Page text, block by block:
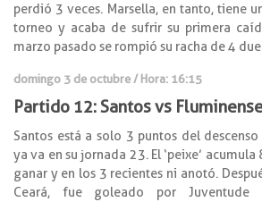
perdió 3 veces. Marsella, en tanto, tiene
torneo y acaba de sufrir su primera
marzo pasado se rompió su racha de 4
domingo 3 de octubre / Hora: 16:15
Partido 12: Santos vs
Santos está a solo 3 puntos del
ya va en su jornada 23. El ‘peixe’
ganar y en los 3 recientes ni anotó.
Ceará, fue goleado por Juventude